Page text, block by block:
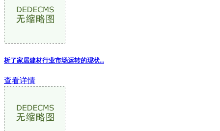
析了家居建材行业市场运转的现状...
查看详情